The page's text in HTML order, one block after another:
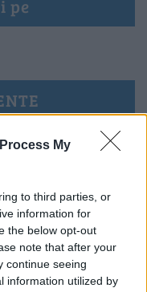
My
to third parties, or
information for
the below opt-out
note that after your
continue seeing
information utilized by
pe